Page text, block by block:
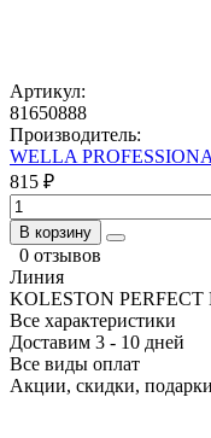
Артикул:
81650888
Производитель:
WELLA
815 ₽
В корзину
0 отзывов
Линия
KOLESTON PERFECT
Все характеристики
Доставим 3 - 10 дней
Все виды оплат
Акции, скидки, подарки